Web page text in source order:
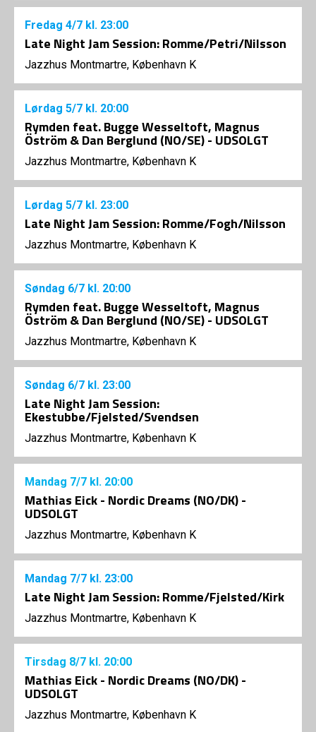
Fredag 4/7 kl. 23:00
Late Night Jam Session: Romme/Petri/Nilsson
Jazzhus Montmartre, København K
Lørdag 5/7 kl. 20:00
Rymden feat. Bugge Wesseltoft, Magnus
Öström & Dan Berglund (NO/SE) - UDSOLGT
Jazzhus Montmartre, København K
Lørdag 5/7 kl. 23:00
Late Night Jam Session: Romme/Fogh/Nilsson
Jazzhus Montmartre, København K
Søndag 6/7 kl. 20:00
Rymden feat. Bugge Wesseltoft, Magnus
Öström & Dan Berglund (NO/SE) - UDSOLGT
Jazzhus Montmartre, København K
Søndag 6/7 kl. 23:00
Late Night Jam Session:
Ekestubbe/Fjelsted/Svendsen
Jazzhus Montmartre, København K
Mandag 7/7 kl. 20:00
Mathias Eick - Nordic Dreams (NO/DK) -
UDSOLGT
Jazzhus Montmartre, København K
Mandag 7/7 kl. 23:00
Late Night Jam Session: Romme/Fjelsted/Kirk
Jazzhus Montmartre, København K
Tirsdag 8/7 kl. 20:00
Mathias Eick - Nordic Dreams (NO/DK) -
UDSOLGT
Jazzhus Montmartre, København K